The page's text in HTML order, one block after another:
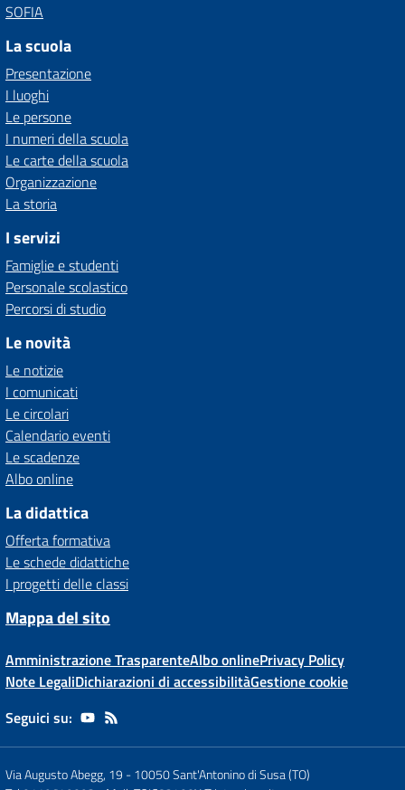
SOFIA
La scuola
Presentazione
I luoghi
Le persone
I numeri della scuola
Le carte della scuola
Organizzazione
La storia
I servizi
Famiglie e studenti
Personale scolastico
Percorsi di studio
Le novità
Le notizie
I comunicati
Le circolari
Calendario eventi
Le scadenze
Albo online
La didattica
Offerta formativa
Le schede didattiche
I progetti delle classi
Mappa del sito
Amministrazione TrasparenteAlbo onlinePrivacy Policy
Note LegaliDichiarazioni di accessibilitàGestione cookie
Seguici su:
Via Augusto Abegg, 19 -10050 Sant'Antonino di Susa (TO)